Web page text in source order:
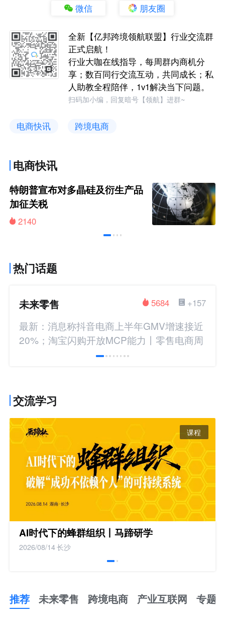
微信 朋友圈
全新【亿邦跨境领航联盟】行业交流群
正式启航！
行业大咖在线指导，每周群内商机分
享；数百同行交流互动，共同成长；私
人助教全程陪伴，1v1解决当下问题。
扫码加小编，回复暗号【领航】进群~
电商快讯 跨境电商
电商快讯
特朗普宣布对多晶硅及衍生产品
加征关税
2140
热门话题
未来零售 +157
5684
最新：消息称抖音电商上半年GMV增速接近
20%；淘宝闪购开放MCP能力丨零售电商周
交流学习
课程
AI时代下的蜂群组织丨马蹄研学
2026/08/14长沙
推荐 未来零售 跨境电商 产业互联网 专题